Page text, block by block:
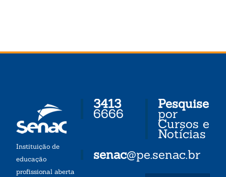
Instituição de
educação
profissional aberta
3413
6666
senac@pe.senac.br
Pesquise
por
Cursos e
Notícias